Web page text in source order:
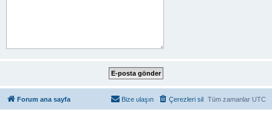
Forum ana sayfa Tüm zamanlar UTC
Çerezleri sil
Bize ulaşın